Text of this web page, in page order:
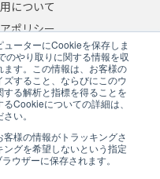
ーターにCookieを保存しま
やり取りに関する情報を収
す。この情報は、お客様の
すること、ならびにこのウ
る解析と指標を得ることを
Cookieについての詳細は、
い。
様の情報がトラッキングさ
グを希望しないという指定
ウザーに保存されます。
について
ポリシー
応について
Limited